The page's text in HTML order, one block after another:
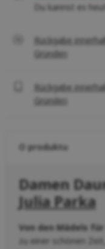
Du kannst es
Rückgabe
Gründen
Rückgabe
Gründen
O produktu
Damen
Julia Parka
Von den Mädels
zu einer schönen